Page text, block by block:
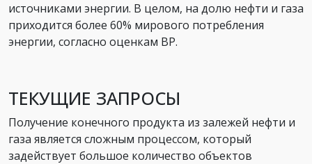
источниками энергии. В целом, на долю нефти и газа
приходится более 60% мирового потребления
энергии, согласно оценкам BP.
ТЕКУЩИЕ ЗАПРОСЫ
Получение конечного продукта из залежей нефти и
газа является сложным процессом, который
задействует большое количество объектов